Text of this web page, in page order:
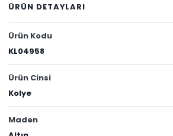
ÜRÜN DETAYLARI
Ürün Kodu
KL04958
Ürün Cinsi
Kolye
Maden